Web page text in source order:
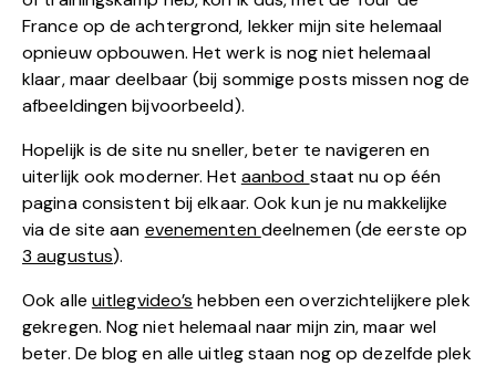
France op de achtergrond, lekker mijn site helemaal
opnieuw opbouwen. Het werk is nog niet helemaal
klaar, maar deelbaar (bij sommige posts missen nog de
afbeeldingen bijvoorbeeld).
Hopelijk is de site nu sneller, beter te navigeren en
uiterlijk ook moderner. Het aanbod staat nu op één
pagina consistent bij elkaar. Ook kun je nu makkelijke
via de site aan evenementendeelnemen (de eerste op
3 augustus).
Ook alle uitlegvideo’s hebben een overzichtelijkere plek
gekregen. Nog niet helemaal naar mijn zin, maar wel
beter. De blog en alle uitleg staan nog op dezelfde plek